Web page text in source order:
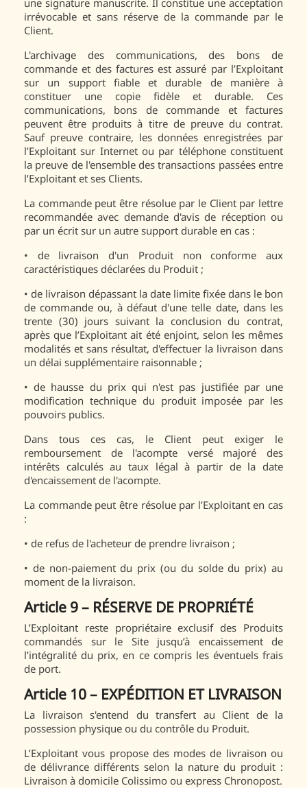
une signature manuscrite. Il constitue une acceptation
irrévocable et sans réserve de la commande par le
Client.
L'archivage des communications, des bons de
commande et des factures est assuré par l’Exploitant
sur un support fiable et durable de manière à
constituer une copie fidèle et durable. Ces
communications, bons de commande et factures
peuvent être produits à titre de preuve du contrat.
Sauf preuve contraire, les données enregistrées par
l’Exploitant sur Internet ou par téléphone constituent
la preuve de l'ensemble des transactions passées entre
l’Exploitant et ses Clients.
La commande peut être résolue par le Client par lettre
recommandée avec demande d'avis de réception ou
par un écrit sur un autre support durable en cas :
•
de livraison d'un Produit non conforme aux
caractéristiques déclarées du Produit ;
• de livraison dépassant la date limite fixée dans le bon
de commande ou, à défaut d'une telle date, dans les
trente (30) jours suivant la conclusion du contrat,
après que l’Exploitant ait été enjoint, selon les mêmes
modalités et sans résultat, d'effectuer la livraison dans
un délai supplémentaire raisonnable ;
• de hausse du prix qui n'est pas justifiée par une
modification technique du produit imposée par les
pouvoirs publics.
Dans tous ces cas, le Client peut exiger le
remboursement de l'acompte versé majoré des
intérêts calculés au taux légal à partir de la date
d'encaissement de l'acompte.
La commande peut être résolue par l’Exploitant en cas
:
• de refus de l'acheteur de prendre livraison ;
• de non-paiement du prix (ou du solde du prix) au
moment de la livraison.
Article 9 – RÉSERVE DE PROPRIÉTÉ
L’Exploitant reste propriétaire exclusif des Produits
commandés sur le Site jusqu’à encaissement de
l’intégralité du prix, en ce compris les éventuels frais
de port.
Article 10 – EXPÉDITION ET LIVRAISON
La livraison s'entend du transfert au Client de la
possession physique ou du contrôle du Produit.
L’Exploitant vous propose des modes de livraison ou
de délivrance différents selon la nature du produit :
Livraison à domicile Colissimo ou express Chronopost.